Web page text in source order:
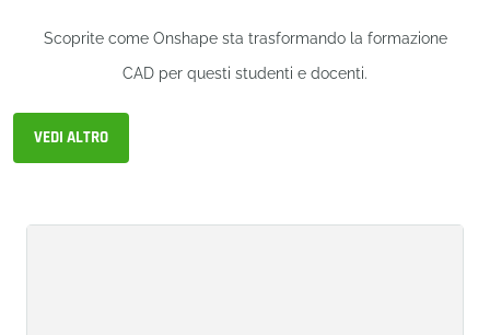
Scoprite come Onshape sta trasformando la formazione
CAD per questi studenti e docenti.
VEDI ALTRO